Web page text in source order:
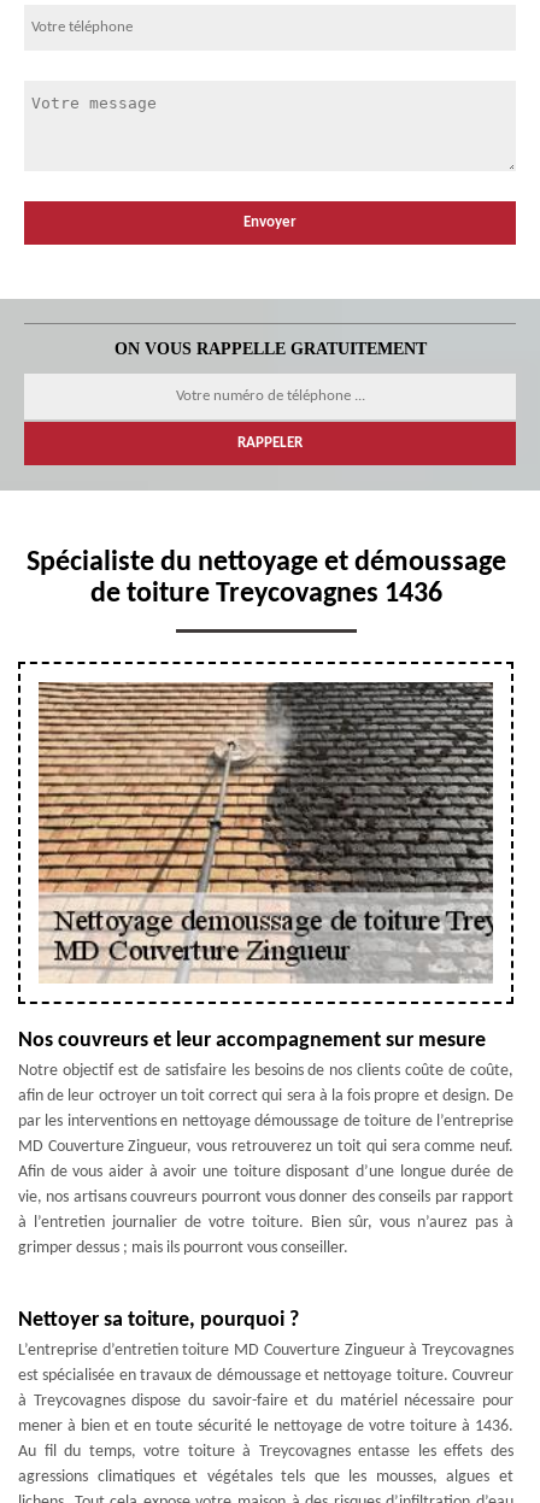
ON VOUS RAPPELLE GRATUITEMENT
Spécialiste du nettoyage et démoussage
de toiture Treycovagnes 1436
Nos couvreurs et leur accompagnement sur mesure
Notre objectif est de satisfaire les besoins de nos clients coûte de coûte,
afin de leur octroyer un toit correct qui sera à la fois propre et design. De
par les interventions en nettoyage démoussage de toiture de l’entreprise
MD Couverture Zingueur, vous retrouverez un toit qui sera comme neuf.
Afin de vous aider à avoir une toiture disposant d’une longue durée de
vie, nos artisans couvreurs pourront vous donner des conseils par rapport
à l’entretien journalier de votre toiture. Bien sûr, vous n’aurez pas à
grimper dessus ; mais ils pourront vous conseiller.
Nettoyer sa toiture, pourquoi ?
L’entreprise d’entretien toiture MD Couverture Zingueur à Treycovagnes
est spécialisée en travaux de démoussage et nettoyage toiture. Couvreur
à Treycovagnes dispose du savoir-faire et du matériel nécessaire pour
mener à bien et en toute sécurité le nettoyage de votre toiture à 1436.
Au fil du temps, votre toiture à Treycovagnes entasse les effets des
agressions climatiques et végétales tels que les mousses, algues et